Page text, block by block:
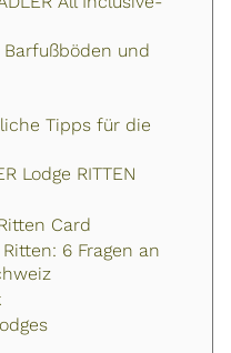
und
Tipps für die
Lodge RITTEN
Card
6 Fragen an